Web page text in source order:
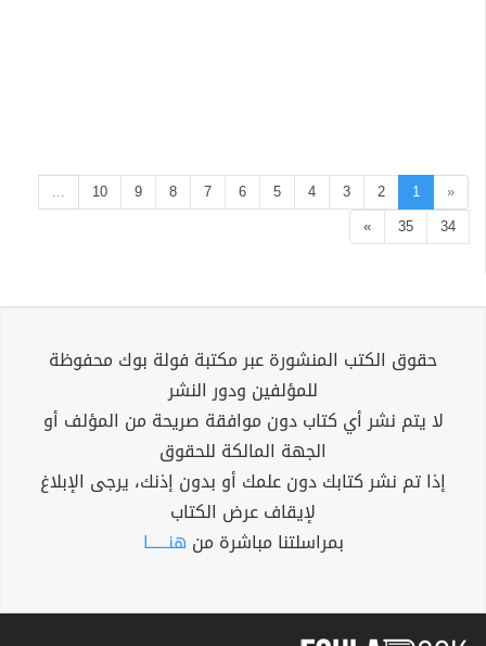
«
1
2
3
4
5
6
7
8
9
10
...
34
35
»
حقوق الكتب المنشورة عبر مكتبة فولة بوك محفوظة
للمؤلفين ودور النشر
لا يتم نشر أي كتاب دون موافقة صريحة من المؤلف أو
الجهة المالكة للحقوق
إذا تم نشر كتابك دون علمك أو بدون إذنك، يرجى الإبلاغ
لإيقاف عرض الكتاب
بمراسلتنا مباشرة من هنــــــا